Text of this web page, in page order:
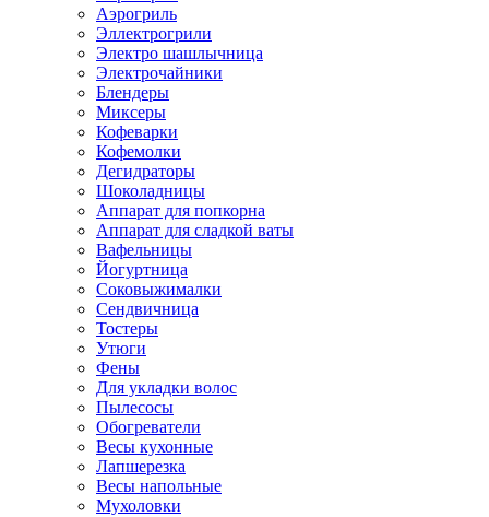
Аэрогриль
Эллектрогрили
Электро шашлычница
Электрочайники
Блендеры
Миксеры
Кофеварки
Кофемолки
Дегидраторы
Шоколадницы
Аппарат для попкорна
Аппарат для сладкой ваты
Вафельницы
Йогуртница
Соковыжималки
Сендвичница
Тостеры
Утюги
Фены
Для укладки волос
Пылесосы
Обогреватели
Весы кухонные
Лапшерезка
Весы напольные
Мухоловки